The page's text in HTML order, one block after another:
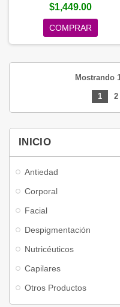
INICIO
Antiedad
Corporal
Facial
Despigmentación
Nutricéuticos
Capilares
Otros Productos
$1,449.00
COMPRAR
Mostrando
1 2